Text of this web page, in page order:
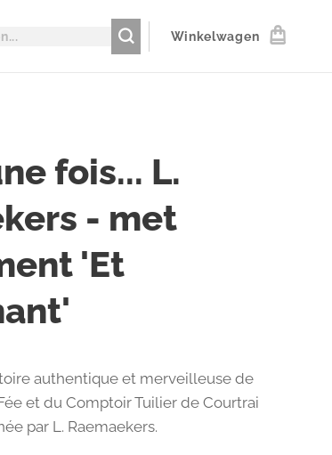
Winkelwagen
fois... L.
- met
'Et
authentique et merveilleuse de
et du Comptoir Tuilier de Courtrai
par L. Raemaekers.